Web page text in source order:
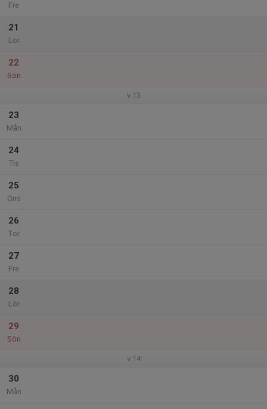
Fre
21
Lör
22
Sön
v.13
23
Mån
24
Tis
25
Ons
26
Tor
27
Fre
28
Lör
29
Sön
v.14
30
Mån